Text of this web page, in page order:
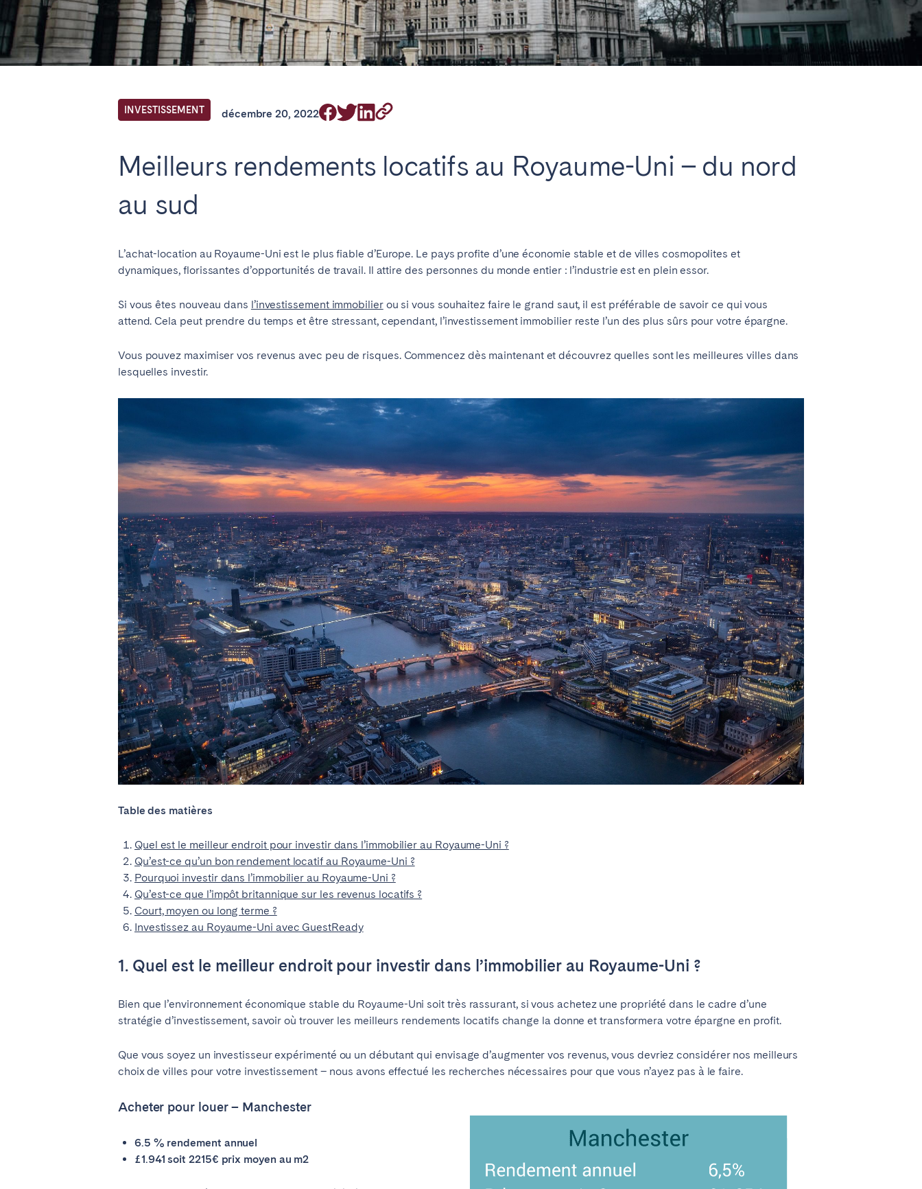
INVESTISSEMENT décembre 20, 2022
Meilleurs rendements locatifs au Royaume-Uni – du nord
au sud
L’achat-location au Royaume-Uni est le plus fiable d’Europe. Le pays profite d’une économie stable et de villes cosmopolites et
dynamiques, florissantes d’opportunités de travail. Il attire des personnes du monde entier : l’industrie est en plein essor.
Si vous êtes nouveau dans l’investissement immobilierou si vous souhaitez faire le grand saut, il est préférable de savoir ce qui vous
attend. Cela peut prendre du temps et être stressant, cependant, l’investissement immobilier reste l’un des plus sûrs pour votre épargne.
Vous pouvez maximiser vos revenus avec peu de risques. Commencez dès maintenant et découvrez quelles sont les meilleures villes dans
lesquelles investir.
Table des matières
Quel est le meilleur endroit pour investir dans l’immobilier au Royaume-Uni ?
Qu’est-ce qu’un bon rendement locatif au Royaume-Uni ?
Pourquoi investir dans l’immobilier au Royaume-Uni ?
Qu’est-ce que l’impôt britannique sur les revenus locatifs ?
Court, moyen ou long terme ?
Investissez au Royaume-Uni avec GuestReady
1. Quel est le meilleur endroit pour investir dans l’immobilier au Royaume-Uni ?
Bien que l’environnement économique stable du Royaume-Uni soit très rassurant, si vous achetez une propriété dans le cadre d’une
stratégie d’investissement, savoir où trouver les meilleurs rendements locatifs change la donne et transformera votre épargne en profit.
Que vous soyez un investisseur expérimenté ou un débutant qui envisage d’augmenter vos revenus, vous devriez considérer nos meilleurs
choix de villes pour votre investissement – nous avons effectué les recherches nécessaires pour que vous n’ayez pas à le faire.
Acheter pour louer – Manchester
6.5 % rendement annuel
£1.941 soit 2215€ prix moyen au m2
Trouvez votre emplacement
Londres
ÉMIRATS ARABES UNIS
Barcelone Madrid Saint-Sébastien
Nice
Paris
PORTUGAL
Aveiro Beja Braga Coimbra
Évora
Leiria
Lisbonne Madère Porto
Setúbal
Tomar
ROYAUME-UNI
Vous ne trouvez pas votre ville? Contactez-nous
Fermer